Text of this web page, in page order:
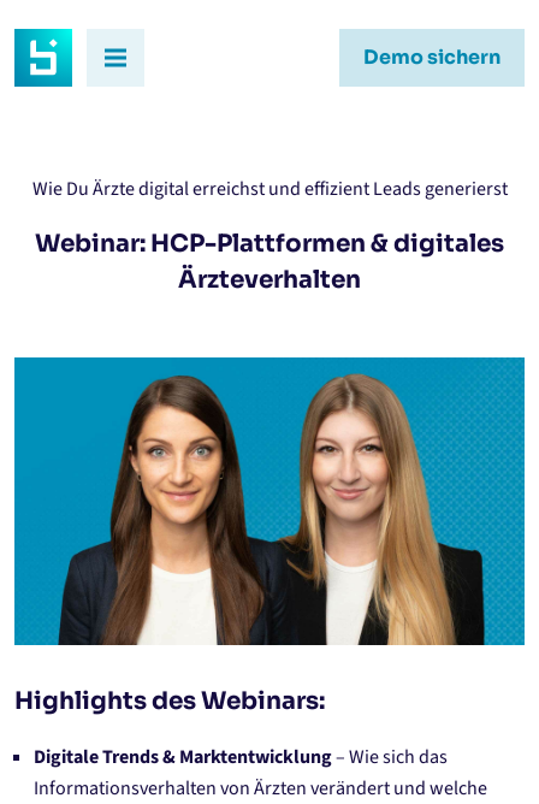
Demo sichern
Wie Du Ärzte digital erreichst und effizient Leads generierst
Webinar: HCP-Plattformen & digitales
Ärzteverhalten
Highlights des Webinars:
Digitale Trends & Marktentwicklung– Wie sich das
Informationsverhalten von Ärzten verändert und welche